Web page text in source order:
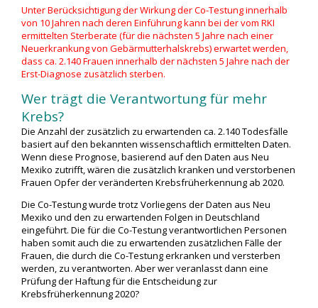
Unter Berücksichtigung der Wirkung der Co-Testung innerhalb
von 10 Jahren nach deren Einführung kann bei der vom RKI
ermittelten Sterberate (für die nächsten 5 Jahre nach einer
Neuerkrankung von Gebärmutterhalskrebs) erwartet werden,
dass ca. 2.140 Frauen innerhalb der nächsten 5 Jahre nach der
Erst-Diagnose zusätzlich sterben.
Wer trägt die Verantwortung für mehr
Krebs?
Die Anzahl der zusätzlich zu erwartenden ca. 2.140 Todesfälle
basiert auf den bekannten wissenschaftlich ermittelten Daten.
Wenn diese Prognose, basierend auf den Daten aus Neu
Mexiko zutrifft, wären die zusätzlich kranken und verstorbenen
Frauen Opfer der veränderten Krebsfrüherkennung ab 2020.
Die Co-Testung wurde trotz Vorliegens der Daten aus Neu
Mexiko und den zu erwartenden Folgen in Deutschland
eingeführt. Die für die Co-Testung verantwortlichen Personen
haben somit auch die zu erwartenden zusätzlichen Fälle der
Frauen, die durch die Co-Testung erkranken und versterben
werden, zu verantworten. Aber wer veranlasst dann eine
Prüfung der Haftung für die Entscheidung zur
Krebsfrüherkennung 2020?